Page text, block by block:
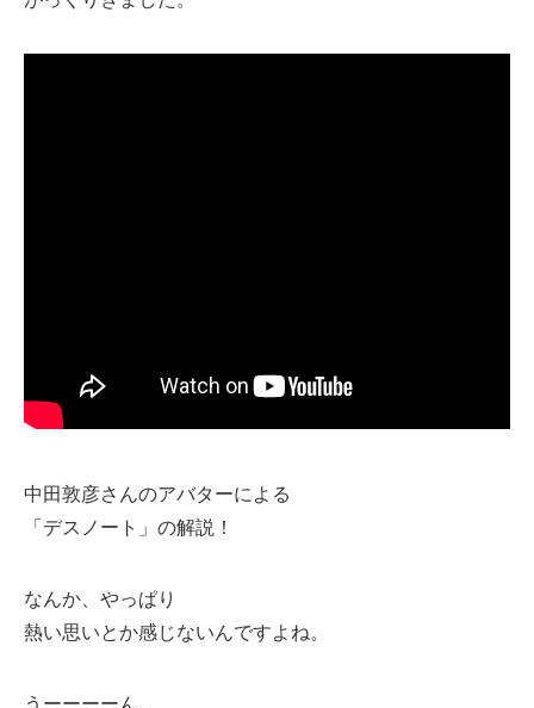
中田敦彦さんのアバターによる
「デスノート」の解説！
なんか、やっぱり
熱い思いとか感じないんですよね。